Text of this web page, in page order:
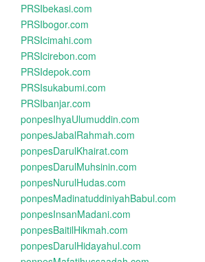
PRSIbekasi.com
PRSIbogor.com
PRSIcimahi.com
PRSIcirebon.com
PRSIdepok.com
PRSIsukabumi.com
PRSIbanjar.com
ponpesIhyaUlumuddin.com
ponpesJabalRahmah.com
ponpesDarulKhairat.com
ponpesDarulMuhsinin.com
ponpesNurulHudas.com
ponpesMadinatuddiniyahBabul.com
ponpesInsanMadani.com
ponpesBaitilHikmah.com
ponpesDarulHidayahul.com